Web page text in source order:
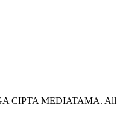
CIPTA MEDIATAMA. All